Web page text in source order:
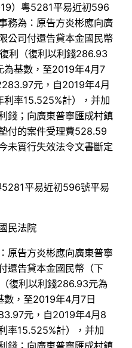
）粵5281平易近初596
務為：原告方炎彬應向廣
公司付還告貸本金國民幣
利（復利以利錢286.93
為基數，至2019年4月7
元，自2019年4月
利率15.525%計），并加
錢；向廣東普寧匯成村鎮
付的案件受理費528.59
未實行失效法令文書斷定
平易近初596號平易
民法院
原告方炎彬應向廣東普寧
還告貸本金國民幣（下
復利以利錢286.93元為
數，至2019年4月7日
元，自2019年4月8
率15.525%計），并加